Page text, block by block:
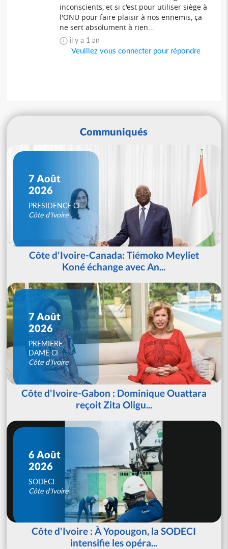
inconscients, et si c'est pour utiliser siège à
l'ONU pour faire plaisir à nos ennemis, ça
ne sert absolument à rien...
il y a 1 an
Veuillez vous connecter pour répondre
Communiqués
7 Août
2026
PRESIDENCE CI
Côte d'Ivoire
Côte d'Ivoire-Canada: Tiémoko Meyliet
Koné échange avec An...
7 Août
2026
PREMIERE
DAME CI
Côte d'Ivoire
Côte d'Ivoire-Gabon : Dominique Ouattara
reçoit Zita Oligu...
6 Août
2026
SODECI
Côte d'Ivoire
Côte d'Ivoire : À Yopougon, la SODECI
intensifie les opéra...